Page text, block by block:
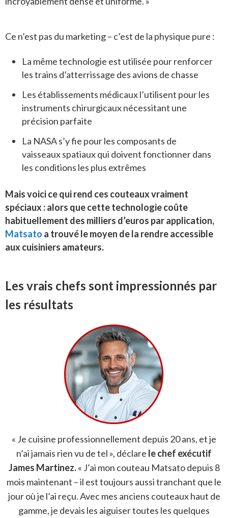
Ce n’est pas du marketing – c’est de la physique pure :
La même technologie est utilisée pour renforcer
les trains d’atterrissage des avions de chasse
Les établissements médicaux l’utilisent pour les
instruments chirurgicaux nécessitant une
précision parfaite
La NASA s’y fie pour les composants de
vaisseaux spatiaux qui doivent fonctionner dans
les conditions les plus extrêmes
Mais voici ce qui rend ces couteaux vraiment
spéciaux : alors que cette technologie coûte
habituellement des milliers d’euros par application,
Matsato a trouvé le moyen de la rendre accessible
aux cuisiniers amateurs.
Les vrais chefs sont impressionnés par
les résultats
« Je cuisine professionnellement depuis 20 ans, et je
n’ai jamais rien vu de tel », déclare le chef exécutif
James Martinez.« J’ai mon couteau Matsato depuis 8
mois maintenant – il est toujours aussi tranchant que le
jour où je l’ai reçu. Avec mes anciens couteaux haut de
gamme, je devais les aiguiser toutes les quelques